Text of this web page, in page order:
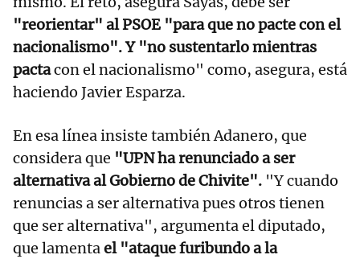
"reorientar" al PSOE "para que no pacte con el
nacionalismo". Y "no sustentarlo mientras
pactacon el nacionalismo" como, asegura, está
haciendo Javier Esparza.
En esa línea insiste también Adanero, que
considera que "UPN ha renunciado a ser
alternativa al Gobierno de Chivite". "Y cuando
renuncias a ser alternativa pues otros tienen
que ser alternativa", argumenta el diputado,
que lamentael "ataque furibundo a la